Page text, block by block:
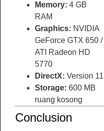
Memory: 4 GB
RAM
Graphics: NVIDIA
GeForce GTX 650 /
ATI Radeon HD
5770
DirectX: Version 11
Storage: 600 MB
ruang kosong
Conclusion